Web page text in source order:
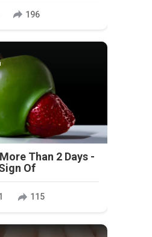
196
Than 2 Days -
Of
115